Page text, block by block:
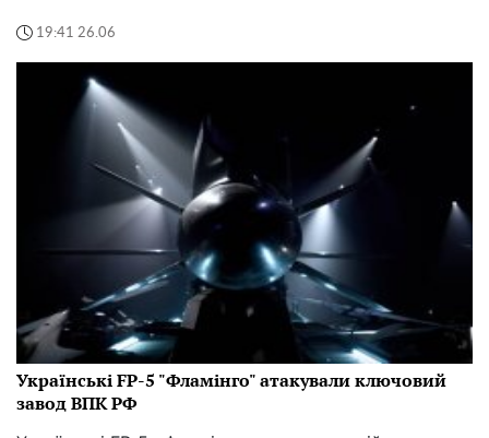
19:41 26.06
Українські FP-5 "Фламінго" атакували ключовий
завод ВПК РФ